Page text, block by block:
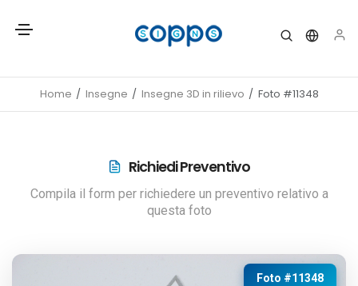
Home Insegne Insegne 3D in rilievo Foto #11348
Richiedi Preventivo
Compila il form per richiedere un preventivo relativo a
questa foto
Foto #11348